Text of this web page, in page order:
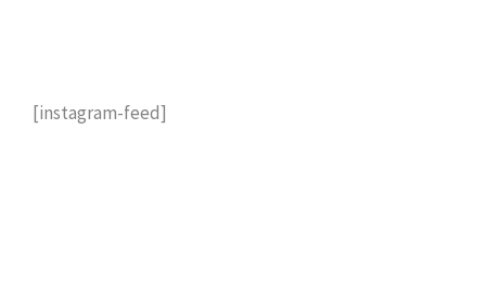
[instagram-feed]